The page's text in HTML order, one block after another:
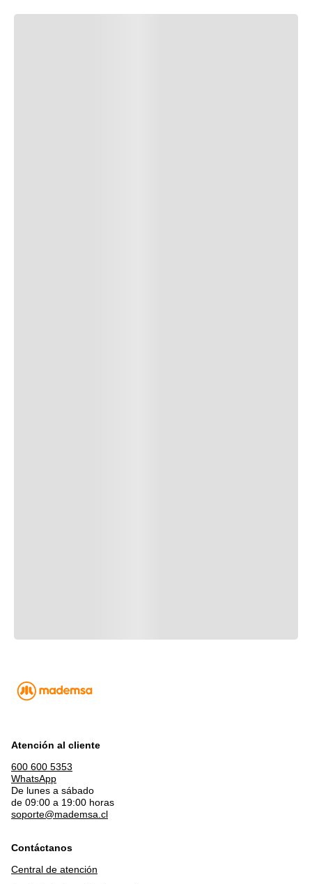
Atención al cliente
600 600 5353
WhatsApp
De lunes a sábado
de 09:00 a 19:00 horas
soporte@mademsa.cl
Contáctanos
Central de atención